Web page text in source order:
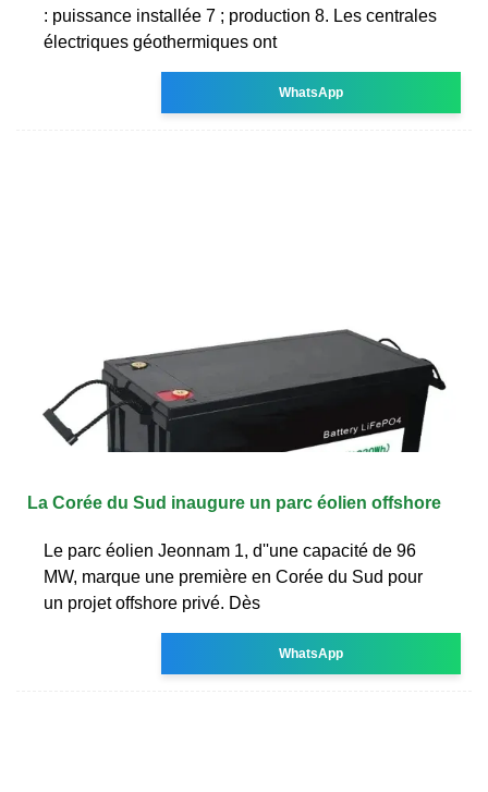
: puissance installée 7 ; production 8. Les centrales
électriques géothermiques ont
WhatsApp
La Corée du Sud inaugure un parc éolien offshore
Le parc éolien Jeonnam 1, d''une capacité de 96
MW, marque une première en Corée du Sud pour
un projet offshore privé. Dès
WhatsApp